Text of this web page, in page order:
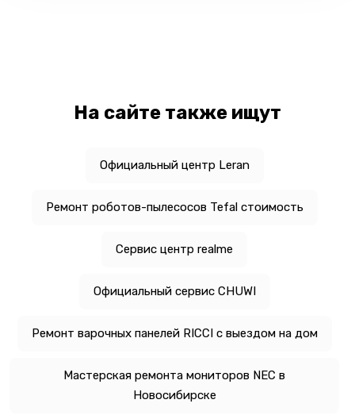
На сайте также ищут
Официальный центр Leran
Ремонт роботов-пылесосов Tefal стоимость
Сервис центр realme
Официальный сервис CHUWI
Ремонт варочных панелей RICCI с выездом на дом
Мастерская ремонта мониторов NEC в
Новосибирске